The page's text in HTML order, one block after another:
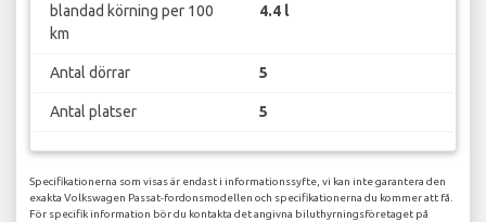
blandad körning per 100
km
4.4 l
Antal dörrar 5
Antal platser 5
Specifikationerna som visas är endast i informationssyfte, vi kan inte garantera den
exakta Volkswagen Passat-fordonsmodellen och specifikationerna du kommer att få.
För specifik information bör du kontakta det angivna biluthyrningsföretaget på